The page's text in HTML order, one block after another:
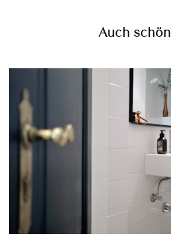
Auch schön